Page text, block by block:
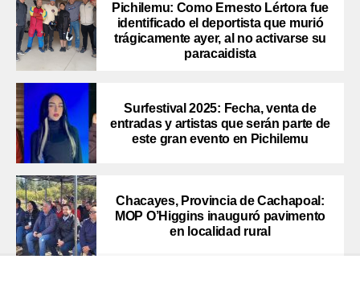
Pichilemu: Como Ernesto Lértora fue
identificado el deportista que murió
trágicamente ayer, al no activarse su
paracaidista
Surfestival 2025: Fecha, venta de
entradas y artistas que serán parte de
este gran evento en Pichilemu
Chacayes, Provincia de Cachapoal:
MOP O’Higgins inauguró pavimento
en localidad rural